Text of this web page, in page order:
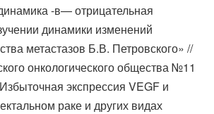
-в— отрицательная
динамики изменений
метастазов Б.В. Петровского» //
онкологического общества №11
экспрессия VEGF и
раке и других видах